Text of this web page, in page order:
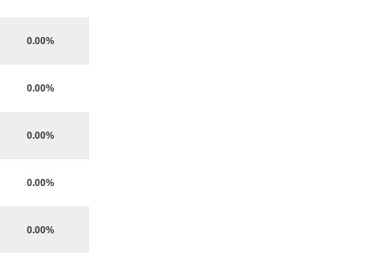
0.00%
0.00%
0.00%
0.00%
0.00%